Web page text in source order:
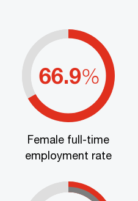
66.9%
Female full-time
employment rate